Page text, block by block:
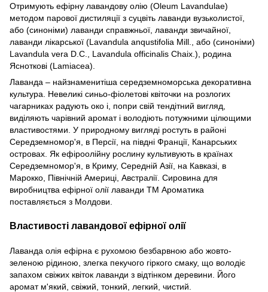
Отримують ефірну лавандову олію (Oleum Lavandulae)
методом парової дистиляції з суцвіть лаванди вузьколистої,
або (синоніми) лаванди справжньої, лаванди звичайної,
лаванди лікарської (Lavandula anqustifolia Mill., або (синоніми)
Lavandula vera D.C., Lavandula offiсіnalis Chaix.), родина
Ясноткові (Lamiacea).
Лаванда – найзнаменитіша середземноморська декоративна
культура. Невеликі синьо-фіолетові квіточки на розлогих
чагарниках радують око і, попри свій тендітний вигляд,
виділяють чарівний аромат і володіють потужними цілющими
властивостями. У природному вигляді ростуть в районі
Середземномор'я, в Персії, на півдні Франції, Канарських
островах. Як ефіроолійну рослину культивують в країнах
Середземномор'я, в Криму, Середній Азії, на Кавказі, в
Марокко, Північній Америці, Австралії. Сировина для
виробництва ефірної олії лаванди ТМ Ароматика
поставляється з Молдови.
Властивості лавандової ефірної олії
Лаванда олія ефірна є рухомою безбарвною або жовто-
зеленою рідиною, злегка пекучого гіркого смаку, що володіє
запахом свіжих квіток лаванди з відтінком деревини. Його
аромат м'який, свіжий, тонкий, легкий, чистий.